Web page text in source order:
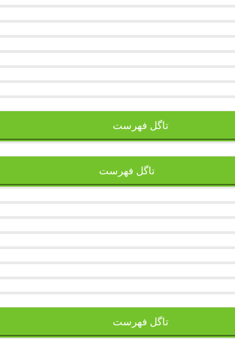
تاگل فهرست
تاگل فهرست
تاگل فهرست